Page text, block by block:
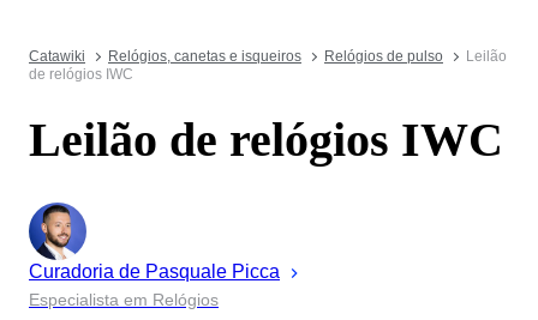
Catawiki Relógios, canetas e isqueiros Relógios de pulso
Leilão
de relógios IWC
Leilão de relógios IWC
Curadoria de Pasquale Picca
Especialista em Relógios